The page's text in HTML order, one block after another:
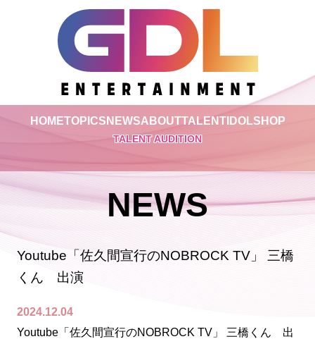
HOMETOPICS NEWSABOUTTALENTIDOLSHOP
TALENT AUDITION
NEWS
Youtube「佐久間宣行のNOBROCK TV」 三橋
くん 出演
2024.12.04
Youtube「佐久間宣行のNOBROCK TV」 三橋くん 出